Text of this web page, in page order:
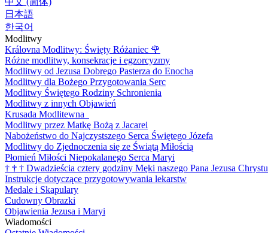
日本語
한국어
Modlitwy
Královna Modlitwy: Święty Różaniec 🌹
Różne modlitwy, konsekracje i egzorcyzmy
Modlitwy od Jezusa Dobrego Pasterza do Enocha
Modlitwy dla Bożego Przygotowania Serc
Modlitwy Świętego Rodziny Schronienia
Modlitwy z innych Objawień
Krusada Modlitewna
Modlitwy przez Matkę Bożą z Jacarei
Nabożeństwo do Najczystszego Serca Świętego Józefa
Modlitwy do Zjednoczenia się ze Świątą Miłością
Płomień Miłości Niepokalanego Serca Maryi
† † † Dwadzieścia cztery godziny Męki naszego Pana Jezusa
Instrukcje dotyczące przygotowywania lekarstw
Medale i Skapulary
Cudowny Obrazki
Objawienia Jezusa i Maryi
Wiadomości